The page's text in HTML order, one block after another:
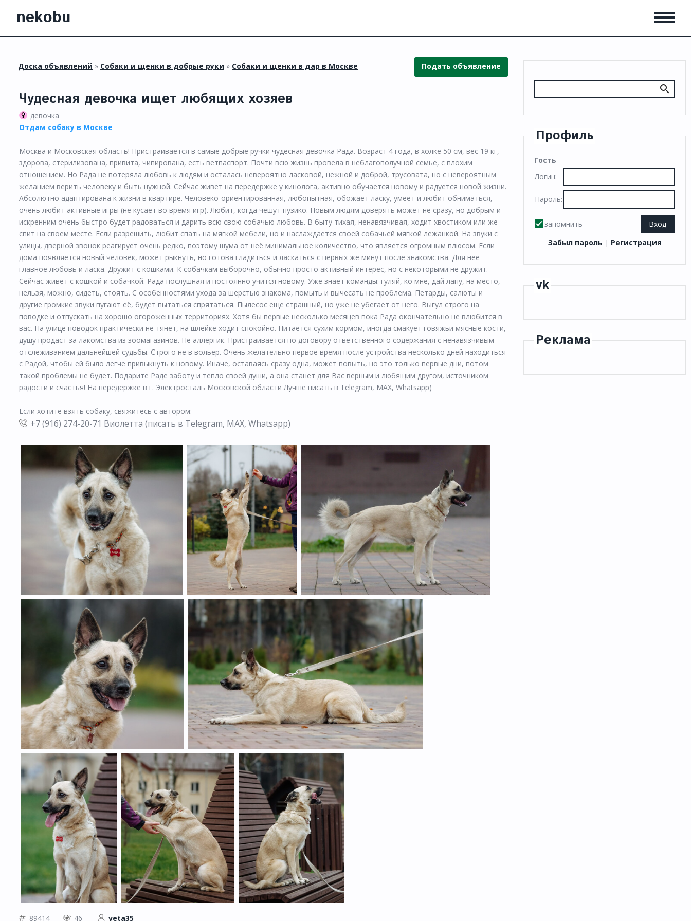
nekobu
Доска объявлений » Собаки и щенки в добрые руки » Собаки и щенки в дар в Москве Подать объявление
Чудесная девочка ищет любящих хозяев
девочка
Отдам собаку в Москве
Москва и Московская область! Пристраивается в самые добрые ручки чудесная девочка Рада. Возраст 4 года, в холке 50 см, вес 19 кг,
здорова, стерилизована, привита, чипирована, есть ветпаспорт. Почти всю жизнь провела в неблагополучной семье, с плохим
отношением. Но Рада не потеряла любовь к людям и осталась невероятно ласковой, нежной и доброй, трусовата, но с невероятным
желанием верить человеку и быть нужной. Сейчас живет на передержке у кинолога, активно обучается новому и радуется новой жизни.
Абсолютно адаптирована к жизни в квартире. Человеко-ориентированная, любопытная, обожает ласку, умеет и любит обниматься,
очень любит активные игры (не кусает во время игр). Любит, когда чешут пузико. Новым людям доверять может не сразу, но добрым и
искренним очень быстро будет радоваться и дарить всю свою собачью любовь. В быту тихая, ненавязчивая, ходит хвостиком или же
спит на своем месте. Если разрешить, любит спать на мягкой мебели, но и наслаждается своей собачьей мягкой лежанкой. На звуки с
улицы, дверной звонок реагирует очень редко, поэтому шума от неё минимальное количество, что является огромным плюсом. Если
дома появляется новый человек, может рыкнуть, но готова гладиться и ласкаться с первых же минут после знакомства. Для неё
главное любовь и ласка. Дружит с кошками. К собачкам выборочно, обычно просто активный интерес, но с некоторыми не дружит.
Сейчас живет с кошкой и собачкой. Рада послушная и постоянно учится новому. Уже знает команды: гуляй, ко мне, дай лапу, на место,
нельзя, можно, сидеть, стоять. С особенностями ухода за шерстью знакома, помыть и вычесать не проблема. Петарды, салюты и
другие громкие звуки пугают её, будет пытаться спрятаться. Пылесос еще страшный, но уже не убегает от него. Выгул строго на
поводке и отпускать на хорошо огороженных территориях. Хотя бы первые несколько месяцев пока Рада окончательно не влюбится в
вас. На улице поводок практически не тянет, на шлейке ходит спокойно. Питается сухим кормом, иногда смакует говяжьи мясные кости,
душу продаст за лакомства из зоомагазинов. Не аллергик. Пристраивается по договору ответственного содержания с ненавязчивым
отслеживанием дальнейшей судьбы. Строго не в вольер. Очень желательно первое время после устройства несколько дней находиться
с Радой, чтобы ей было легче привыкнуть к новому. Иначе, оставаясь сразу одна, может повыть, но это только первые дни, потом
такой проблемы не будет. Подарите Раде заботу и тепло своей души, а она станет для Вас верным и любящим другом, источником
радости и счастья! На передержке в г. Электросталь Московской области Лучше писать в Telegram, МАХ, Whatsapp)
Если хотите взять собаку, свяжитесь с автором:
+7 (916) 274-20-71 Виолетта (писать в Telegram, МАХ, Whatsapp)
89414 46
veta35
Профиль
Гость
Логин:
Пароль:
запомнить
Забыл пароль | Регистрация
vk
Реклама